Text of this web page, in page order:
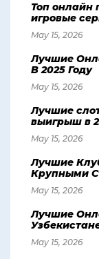
Топ онлайн
игровые
May 15, 2026
Лучшие
В 2025 Году
May 15, 2026
Лучшие
выигрыш в
May 15, 2026
Лучшие
Крупными
May 15, 2026
Лучшие
May 15, 2026